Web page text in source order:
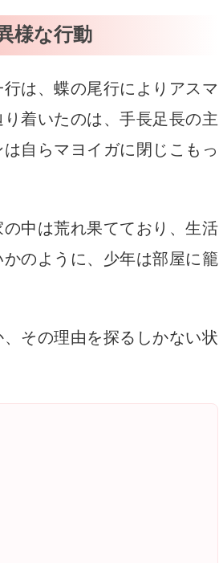
様な行動
は、蝶の尾行によりアスマ
着いたのは、手長足長の主
自らマヨイガに閉じこもっ
中は荒れ果てており、生活
のように、少年は部屋に籠
その理由を探るしかない状